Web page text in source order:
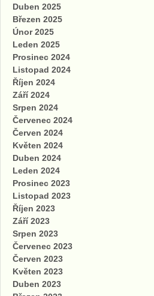
Duben 2025
Březen 2025
Únor 2025
Leden 2025
Prosinec 2024
Listopad 2024
Říjen 2024
Září 2024
Srpen 2024
Červenec 2024
Červen 2024
Květen 2024
Duben 2024
Leden 2024
Prosinec 2023
Listopad 2023
Říjen 2023
Září 2023
Srpen 2023
Červenec 2023
Červen 2023
Květen 2023
Duben 2023